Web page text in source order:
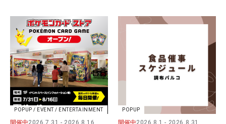
POPUP / EVENT / ENTERTAINMENT
開催中2026.7.31 2026.8.16
POPUP
開催中2026.8.1 2026.8.31